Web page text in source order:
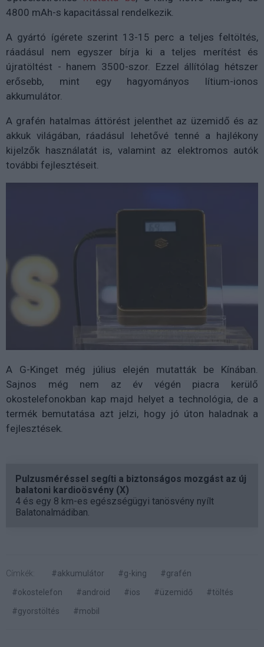
4800 mAh-s kapacitással rendelkezik.
A gyártó ígérete szerint 13-15 perc a teljes feltöltés,
ráadásul nem egyszer bírja ki a teljes merítést és
újratöltést - hanem 3500-szor. Ezzel állítólag hétszer
erősebb, mint egy hagyományos lítium-ionos
akkumulátor.
A grafén hatalmas áttörést jelenthet az üzemidő és az
akkuk világában, ráadásul lehetővé tenné a hajlékony
kijelzők használatát is, valamint az elektromos autók
további fejlesztéseit.
A G-Kinget még július elején mutatták be Kínában.
Sajnos még nem az év végén piacra kerülő
okostelefonokban kap majd helyet a technológia, de a
termék bemutatása azt jelzi, hogy jó úton haladnak a
fejlesztések.
Pulzusméréssel segíti a biztonságos mozgást az új
balatoni kardioösvény (X)
4 és egy 8 km-es egészségügyi tanösvény nyílt
Balatonalmádiban.
Címkék: #akkumulátor #g-king
#grafén
#okostelefon
#android #ios #üzemidő
#töltés
#gyorstöltés
#mobil